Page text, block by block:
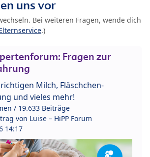
uns vor
Bei weiteren Fragen, wende dich
.)
Fragen zur
Milch, Fläschchen-
und vieles mehr!
/ 19.633 Beiträge
von Luise – HiPP Forum
14:17